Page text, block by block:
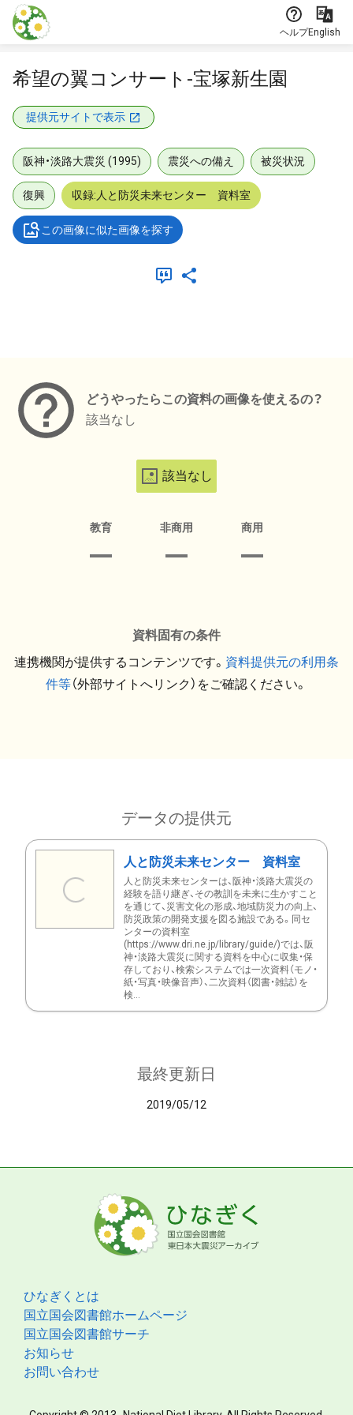
本文に飛ぶ
ヘルプEnglish
希望の翼コンサート-宝塚新生園
提供元サイトで表示
阪神・淡路大震災 (1995) 震災への備え 被災状況
復興 収録:人と防災未来センター 資料室
この画像に似た画像を探す
どうやったらこの資料の画像を使えるの？
該当なし
該当なし
教育 非商用 商用
資料固有の条件
連携機関が提供するコンテンツです。 資料提供元の利用条
件等（外部サイトへリンク）をご確認ください。
データの提供元
人と防災未来センター 資料室
人と防災未来センターは、阪神・淡路大震災の
経験を語り継ぎ、その教訓を未来に生かすこと
を通じて、災害文化の形成、地域防災力の向上、
防災政策の開発支援を図る施設である。同セ
ンターの資料室
(https://www.dri.ne.jp/library/guide/)では、阪
神・淡路大震災に関する資料を中心に収集・保
存しており、検索システムでは一次資料（モノ・
紙・写真・映像音声）、二次資料（図書・雑誌）を
検...
最終更新日
2019/05/12
ひなぎくとは
国立国会図書館ホームページ
国立国会図書館サーチ
お知らせ
お問い合わせ